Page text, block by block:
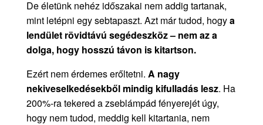
De életünk nehéz időszakai nem addig tartanak,
mint letépni egy sebtapaszt. Azt már tudod, hogya
lendület rövidtávú segédeszköz – nem az a
dolga, hogy hosszú távon is kitartson.
Ezért nem érdemes erőltetni. A nagy
nekiveselkedésekből mindig kifulladás lesz. Ha
200%-ra tekered a zseblámpád fényerejét úgy,
hogy nem tudod, meddig kell kitartania, nem